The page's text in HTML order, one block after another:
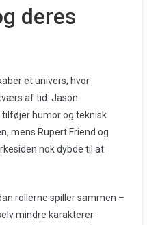
deres
et univers, hvor
af tid. Jason
humor og teknisk
mens Rupert Friend og
nok dybde til at
rollerne spiller sammen –
mindre karakterer